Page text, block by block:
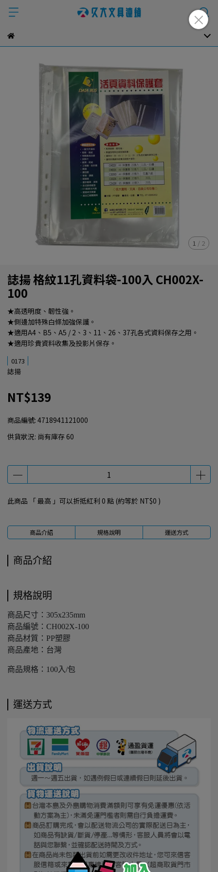
1 / 2
誌揚 格紋11孔資料袋-100入 CH002X-
100
★高透明度、韌性強。
★側邊加特殊白條加強保護。
★適用A4、B5、A5 / 2、3、11、26、37孔各式資料保存之用。
★適用珍貴資料收集及投影片保存。
0173
誌揚
NT$139
商品編號: 4718941121000
供貨狀況: 尚有庫存 60
此商品 「 最高 」可以折抵紅利 0 點 (約等於 NT$0 )
商品介紹 規格說明 運送方式
商品介紹
規格說明
商品尺寸：305x235mm
商品編號：CH002X-100
商品材質：PP塑膠
商品產地：台灣
商品規格：100入/包
運送方式